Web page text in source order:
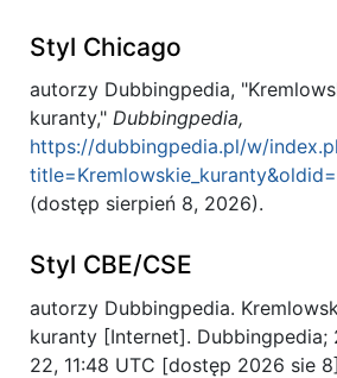
Styl Chicago
autorzy Dubbingpedia,
kuranty," Dubbingpedia,
https://dubbingpedia.pl/w/
(dostęp sierpień 8, 2026).
Styl CBE/CSE
autorzy Dubbingpedia.
kuranty [Internet]. Dubbingpedia;
22, 11:48 UTC [dostęp 2026 sie